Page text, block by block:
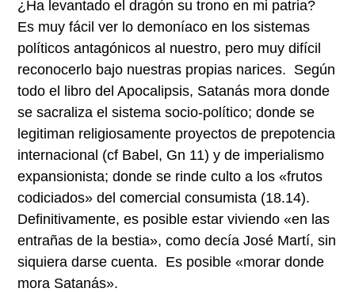
¿Ha levantado el dragón su trono en mi patria?
Es muy fácil ver lo demoníaco en los sistemas
políticos antagónicos al nuestro, pero muy difícil
reconocerlo bajo nuestras propias narices. Según
todo el libro del Apocalipsis, Satanás mora donde
se sacraliza el sistema socio-político; donde se
legitiman religiosamente proyectos de prepotencia
internacional (cf Babel, Gn 11) y de imperialismo
expansionista; donde se rinde culto a los «frutos
codiciados» del comercial consumista (18.14).
Definitivamente, es posible estar viviendo «en las
entrañas de la bestia», como decía José Martí, sin
siquiera darse cuenta. Es posible «morar donde
mora Satanás».